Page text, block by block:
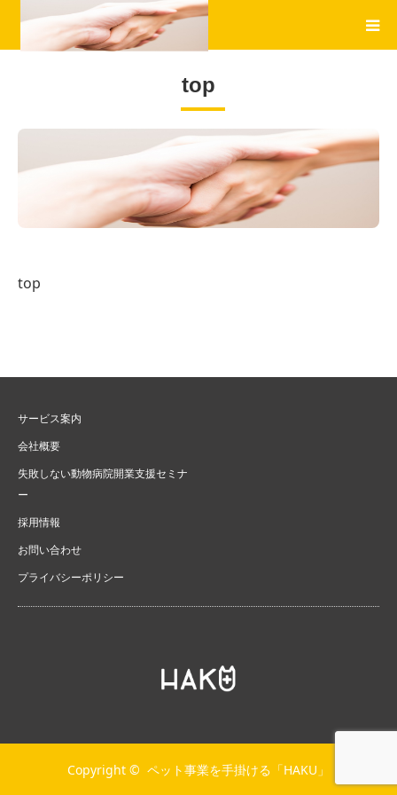
top
top
サービス案内
会社概要
失敗しない動物病院開業支援セミナ
ー
採用情報
お問い合わせ
プライバシーポリシー
Copyright © ペット事業を手掛ける「HAKU」